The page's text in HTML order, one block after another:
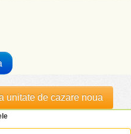
unitate de cazare noua